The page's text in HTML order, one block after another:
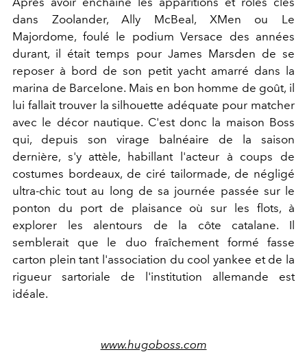
dans Zoolander, Ally McBeal, XMen ou Le
Majordome, foulé le podium Versace des années
durant, il était temps pour James Marsden de se
reposer à bord de son petit yacht amarré dans la
marina de Barcelone. Mais en bon homme de goût, il
lui fallait trouver la silhouette adéquate pour matcher
avec le décor nautique. C'est donc la maison Boss
qui, depuis son virage balnéaire de la saison
dernière, s'y attèle, habillant l'acteur à coups de
costumes bordeaux, de ciré tailormade, de négligé
ultra-chic tout au long de sa journée passée sur le
ponton du port de plaisance où sur les flots, à
explorer les alentours de la côte catalane. Il
semblerait que le duo fraîchement formé fasse
carton plein tant l'association du cool yankee et de la
rigueur sartoriale de l'institution allemande est
idéale.
www.hugoboss.com